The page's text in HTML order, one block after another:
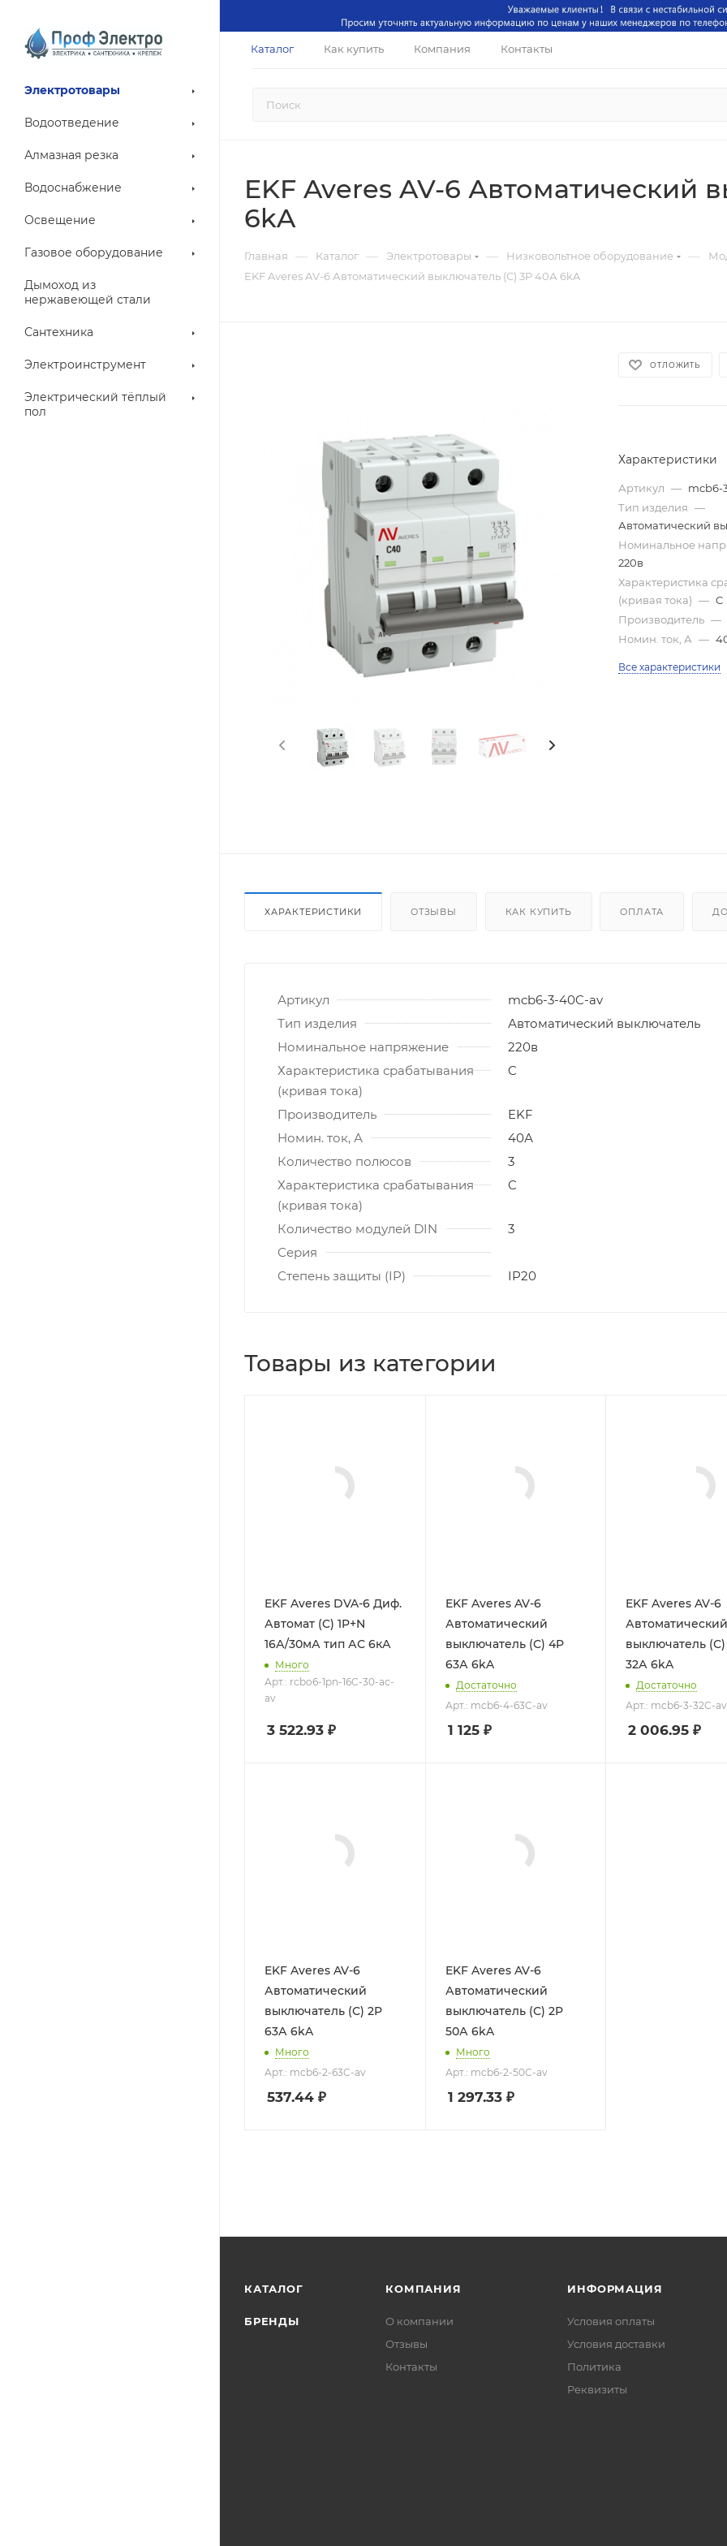
Каталог Как купить Компания Контакты
Электротовары
Водоотведение
Алмазная резка
Водоснабжение
Освещение
Газовое оборудование
Дымоход из
нержавеющей стали
Сантехника
Электроинструмент
Электрический тёплый
пол
EKF Averes AV-6 Автоматический
6kA
Главная — Каталог — Электротовары — Низковольтное оборудование —
EKF Averes AV-6 Автоматический выключатель (С) 3P 40А 6kA
ОТЛОЖИТЬ
Характеристики
Артикул — mcb6-
Тип изделия —
Автоматический
Номинальное
220в
Характеристика
(кривая тока) — C
Производитель —
Номин. ток, А —
Все характеристики
ХАРАКТЕРИСТИКИ ОТЗЫВЫ КАК КУПИТЬ ОПЛАТА
Артикул
mcb6-3-40C-av
Тип изделия
Автоматический выключатель
Номинальное напряжение
220в
Характеристика срабатывания
(кривая тока)
C
Производитель
EKF
Номин. ток, А
40А
Количество полюсов
3
Характеристика срабатывания
(кривая тока)
C
Количество модулей DIN
3
Серия
Степень защиты (IP)
IP20
Товары из категории
EKF Averes DVA-6 Диф.
Автомат (C) 1P+N
Много
Арт.: rcbo6-1pn-16C-30-ac-
Автоматический
выключатель (С) 4P
EKF Averes AV-6
выключатель (С) 3P
Автоматический
выключатель (С) 2P
Автоматический
выключатель (С) 2P